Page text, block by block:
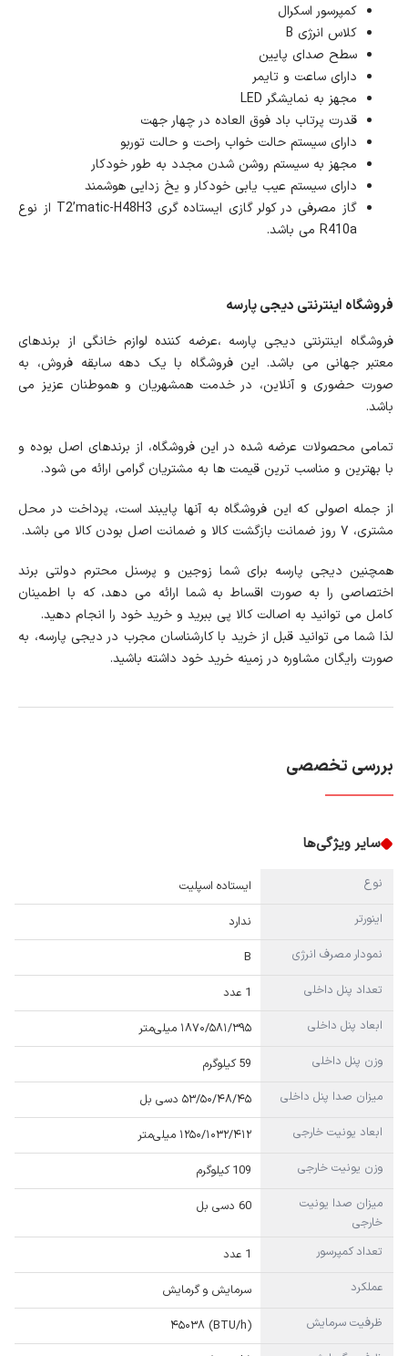
کمپرسور اسکرال
کلاس انرژی B
سطح صدای پایین
دارای ساعت و تایمر
مجهز به نمایشگر LED
قدرت پرتاب باد فوق العاده در چهار جهت
دارای سیستم حالت خواب راحت و حالت توربو
مجهز به سیستم روشن شدن مجدد به طور خودکار
دارای سیستم عیب یابی خودکار و یخ زدایی هوشمند
گاز مصرفی در کولر گازی ایستاده گری T2’matic-H48H3 از نوع
R410a می باشد.
فروشگاه اینترنتی دیجی پارسه
فروشگاه اینترنتی دیجی پارسه ،عرضه کننده لوازم خانگی از برندهای
معتبر جهانی می باشد. این فروشگاه با یک دهه سابقه فروش، به
صورت حضوری و آنلاین، در خدمت همشهریان و هموطنان عزیز می
باشد.
تمامی محصولات عرضه شده در این فروشگاه، از برندهای اصل بوده و
با بهترین و مناسب ترین قیمت ها به مشتریان گرامی ارائه می شود.
از جمله اصولی که این فروشگاه به آنها پایبند است، پرداخت در محل
مشتری، ۷ روز ضمانت بازگشت کالا و ضمانت اصل بودن کالا می باشد.
همچنین دیجی پارسه برای شما زوجین و پرسنل محترم دولتی برند
اختصاصی را به صورت اقساط به شما ارائه می دهد، که با اطمینان
کامل می توانید به اصالت کالا پی ببرید و خرید خود را انجام دهید.
لذا شما می توانید قبل از خرید با کارشناسان مجرب در دیجی پارسه، به
صورت رایگان مشاوره در زمینه خرید خود داشته باشید.
بررسی تخصصی
سایر ویژگی‌ها
نوع
ایستاده اسپلیت
اینورتر
ندارد
نمودار مصرف انرژی
B
تعداد پنل داخلی
1 عدد
ابعاد پنل داخلی
۱۸۷۰/۵۸۱/۳۹۵ میلی‌متر
وزن پنل داخلی
59 کیلوگرم
میزان صدا پنل داخلی
۵۳/۵۰/۴۸/۴۵ دسی بل
ابعاد یونیت خارجی
۱۲۵۰/۱۰۳۲/۴۱۲ میلی‌متر
وزن یونیت خارجی
109 کیلوگرم
میزان صدا یونیت
خارجی
60 دسی بل
تعداد کمپرسور
1 عدد
عملکرد
سرمایش و گرمایش
ظرفیت سرمایش
(BTU/h) ۴۵۰۳۸